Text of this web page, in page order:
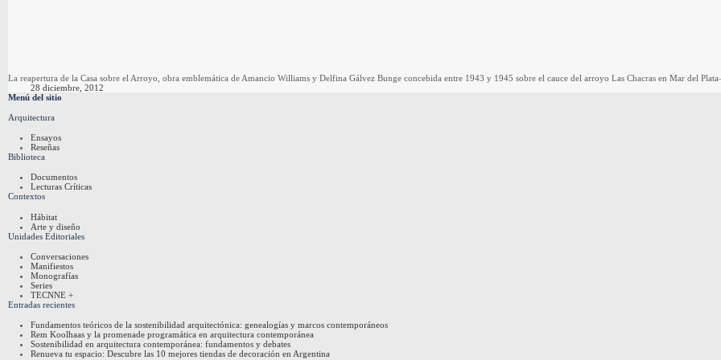
La reapertura de la Casa sobre el Arroyo, obra emblemática de Amancio Williams y Delfina Gálvez Bunge concebida entre 1943 y 1945 sobre el cauce del arroyo Las Chacras en Mar del
28 diciembre, 2012
Menú del sitio
Arquitectura
Ensayos
Reseñas
Biblioteca
Documentos
Lecturas Críticas
Contextos
Hábitat
Arte y diseño
Unidades Editoriales
Conversaciones
Manifiestos
Monografías
Series
TECNNE +
Entradas recientes
Fundamentos teóricos de la sostenibilidad arquitectónica: genealogías y marcos contemporáneos
Rem Koolhaas y la promenade programática en arquitectura contemporánea
Sostenibilidad en arquitectura contemporánea: fundamentos y debates
Renueva tu espacio: Descubre las 10 mejores tiendas de decoración en Argentina